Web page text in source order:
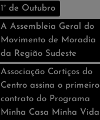
1° de Outubro
A Assembleia Geral do
Movimento de Moradia
da Região Sudeste
Associação Cortiços do
Centro assina o primeiro
contrato do Programa
Minha Casa Minha Vida